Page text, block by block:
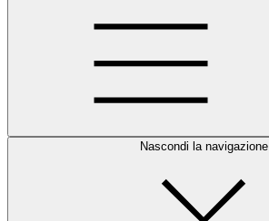
Nascondi la navigazione